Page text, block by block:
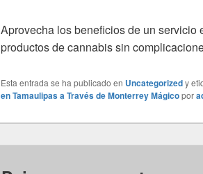
Aprovecha los beneficios de un servicio
productos de cannabis sin
Esta entrada se ha publicado en Uncategorizedy
en Tamaulipas a Través de Monterrey Mágicopor